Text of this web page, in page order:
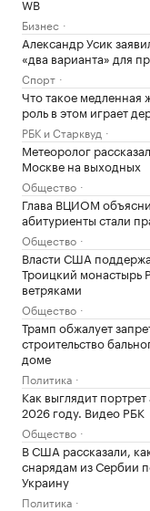
Бизнес
Александр Усик
«два варианта» для
Спорт
Что такое медленная
роль в этом играет
РБК и Старквуд
Метеоролог
Москве на выходных
Общество
Глава ВЦИОМ
абитуриенты стали
Общество
Власти США
Троицкий монастырь
ветряками
Общество
Трамп обжалует
строительство
доме
Политика
Как выглядит
2026 году. Видео РБК
Общество
В США рассказали,
снарядам из Сербии
Украину
Политика